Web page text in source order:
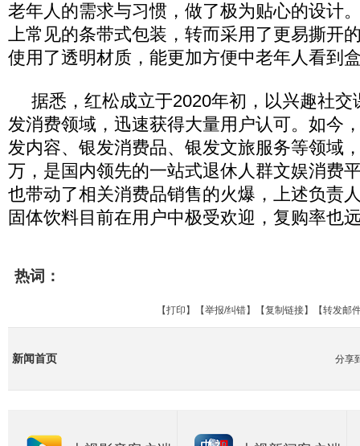
老年人的需求与习惯，做了极为贴心的设计
上常见的条带式包装，转而采用了更易撕开
使用了透明材质，能更加方便中老年人看到
据悉，红松成立于2020年初，以兴趣社
发消费领域，迅速获得大量用户认可。如今
发内容、银发消费品、银发文旅服务等领域
万，是国内领先的一站式退休人群文娱消费
也带动了相关消费品销售的火爆，上述负责
固体饮料目前在用户中极受欢迎，复购率也
热词：
【打印 】【举报/纠错】【复制链接】【转发邮
新闻首页 分享